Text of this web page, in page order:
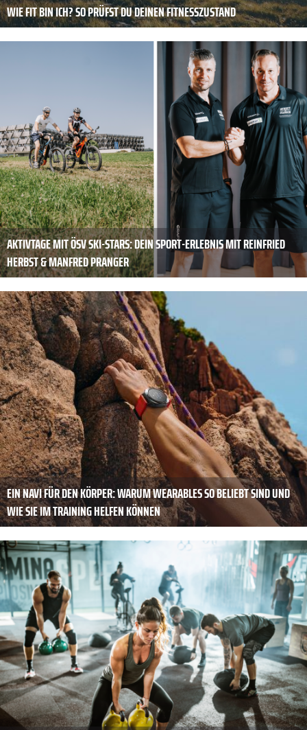
WIE FIT BIN ICH? SO PRÜFST DU DEINEN FITNESSZUSTAND
AKTIVTAGE MIT ÖSV SKI-STARS: DEIN SPORT-ERLEBNIS MIT REINFRIED
HERBST & MANFRED PRANGER
EIN NAVI FÜR DEN KÖRPER: WARUM WEARABLES SO BELIEBT SIND UND
WIE SIE IM TRAINING HELFEN KÖNNEN